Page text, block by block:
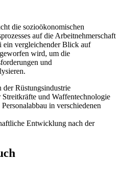
die sozioökonomischen
auf die Arbeitnehmerschaft
ein vergleichender Blick auf
wird, um die
und
der Rüstungsindustrie
und Waffentechnologie
in verschiedenen
Entwicklung nach der